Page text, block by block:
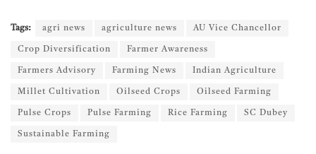
Tags: agri news agriculture news AU Vice Chancellor
Crop Diversification Farmer Awareness
Farmers Advisory Farming News Indian Agriculture
Millet Cultivation Oilseed Crops Oilseed Farming
Pulse Crops Pulse Farming Rice Farming SC Dubey
Sustainable Farming